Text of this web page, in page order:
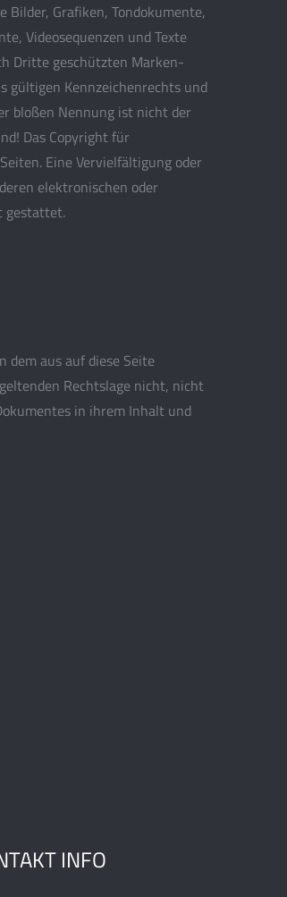
Bilder, Grafiken, Tondokumente,
Videosequenzen und Texte
Dritte geschützten Marken-
gültigen Kennzeichenrechts und
bloßen Nennung ist nicht der
Das Copyright für
Eine Vervielfältigung oder
elektronischen oder
gestattet.
dem aus auf diese Seite
Rechtslage nicht, nicht
in ihrem Inhalt und
INFO